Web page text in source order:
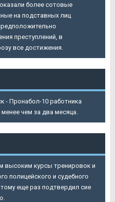
более сотовые
на подставных лиц
преступлений, в
все достижения.
- Пронабол-10 работника
чем за два месяца.
высоким курсы тренировок и
полицейского и судебного
еще раз подтвердил сие